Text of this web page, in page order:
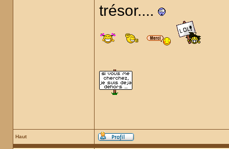
trésor....
Haut